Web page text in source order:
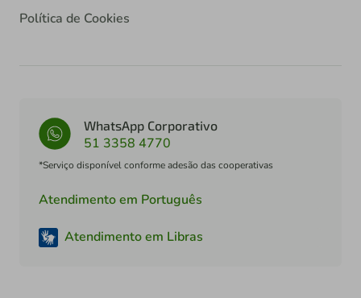
Política de Cookies
WhatsApp Corporativo
51 3358 4770
*Serviço disponível conforme adesão das cooperativas
Atendimento em Português
Atendimento em Libras